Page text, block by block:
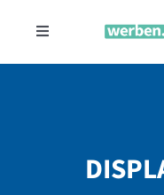
InhaltToggle
Navigation